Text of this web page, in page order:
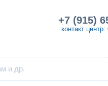
+7 (915)
контакт